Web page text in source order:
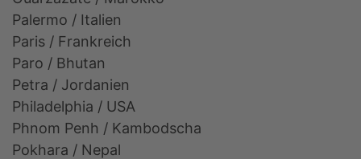
Palermo / Italien
Paris / Frankreich
Paro / Bhutan
Petra / Jordanien
Philadelphia / USA
Phnom Penh / Kambodscha
Pokhara / Nepal